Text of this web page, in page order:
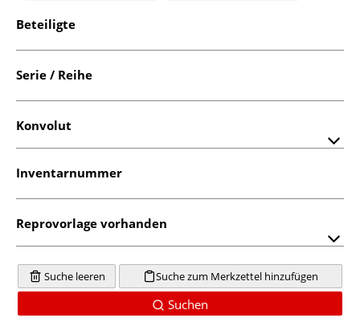
Beteiligte
Serie / Reihe
Konvolut
Inventarnummer
Reprovorlage vorhanden
Suche leeren Suche zum Merkzettel hinzufügen
Suchen